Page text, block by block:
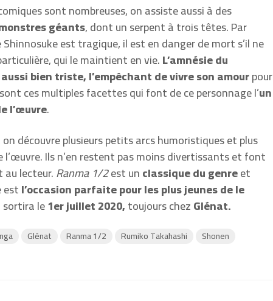
sont nombreuses, on assiste aussi à des
géants, dont un serpent à trois têtes. Par
est tragique, il est en danger de mort s’il ne
qui le maintient en vie.L’amnésie du
bien triste, l’empêchant de vivre son amourpour
ces multiples facettes qui font de ce personnage l’un
l’œuvre.
découvre plusieurs petits arcs humoristiques et plus
Ils n’en restent pas moins divertissants et font
au lecteur.Ranma 1/2est unclassique du genreet
estl’occasion parfaite pour les plus jeunes de le
sortira le1er juillet 2020,toujours chezGlénat.
Glénat Ranma 1/2 Rumiko Takahashi Shonen